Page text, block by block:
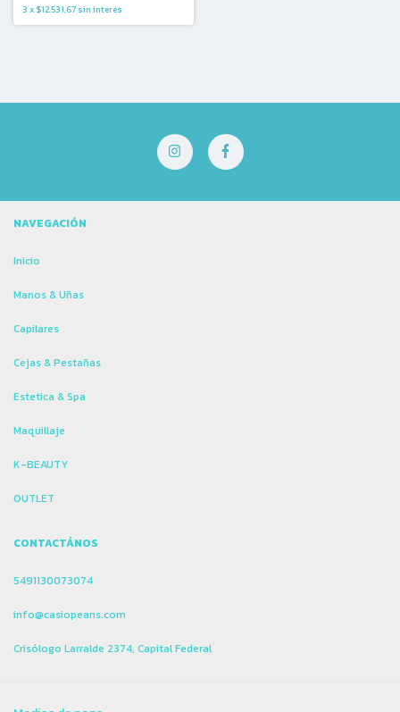
3 x $12.531,67 sin interés
NAVEGACIÓN
Inicio
Manos & Uñas
Capilares
Cejas & Pestañas
Estetica & Spa
Maquillaje
K-BEAUTY
OUTLET
CONTACTÁNOS
5491130073074
info@casiopeans.com
Crisólogo Larralde 2374, Capital Federal